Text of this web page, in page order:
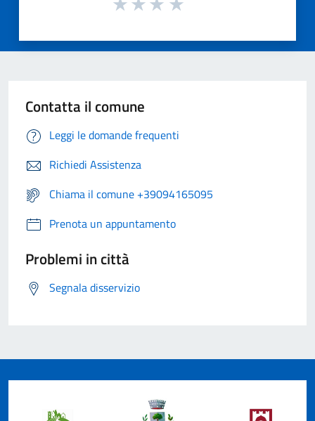
Contatta il comune
Leggi le domande frequenti
Richiedi Assistenza
Chiama il comune +39094165095
Prenota un appuntamento
Problemi in città
Segnala disservizio